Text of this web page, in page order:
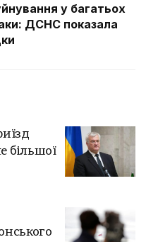
у багатьох
ДСНС показала
більшої